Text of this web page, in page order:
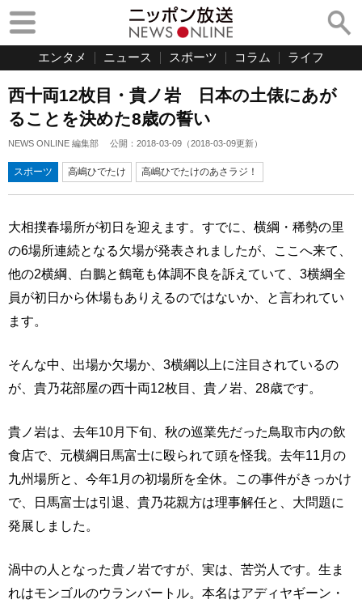
エンタメ ニュース スポーツ コラム ライフ
西十両12枚目・貴ノ岩 日本の土俵にあが
ることを決めた8歳の誓い
NEWS ONLINE 編集部 公開： 2018-03-09 （2018-03-09更新）
スポーツ 高嶋ひでたけ 高嶋ひでたけのあさラジ！
大相撲春場所が初日を迎えます。すでに、横綱・稀勢の里
の6場所連続となる欠場が発表されましたが、ここへ来て、
他の2横綱、白鵬と鶴竜も体調不良を訴えていて、3横綱全
員が初日から休場もありえるのではないか、と言われてい
ます。
そんな中、出場か欠場か、3横綱以上に注目されているの
が、貴乃花部屋の西十両12枚目、貴ノ岩、28歳です。
貴ノ岩は、去年10月下旬、秋の巡業先だった鳥取市内の飲
食店で、元横綱日馬富士に殴られて頭を怪我。去年11月の
九州場所と、今年1月の初場所を全休。この事件がきっかけ
で、日馬富士は引退、貴乃花親方は理事解任と、大問題に
発展しました。
渦中の人となった貴ノ岩ですが、実は、苦労人です。生ま
れはモンゴルのウランバートル。本名はアディヤギーン・